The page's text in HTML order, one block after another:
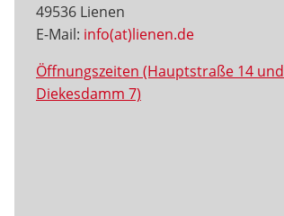
49536 Lienen
E-Mail: info(at)lienen.de
Öffnungszeiten (Hauptstraße 14 und
Diekesdamm 7)